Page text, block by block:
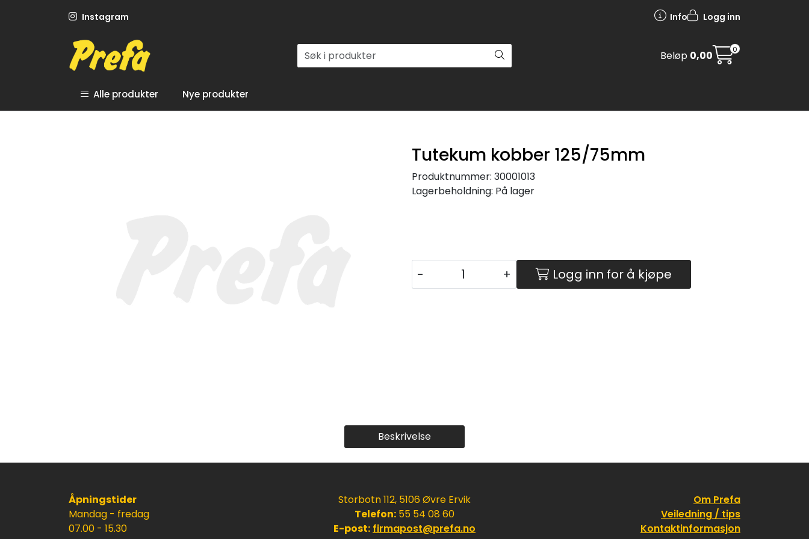
Instagram Info Logg inn
Beløp 0,00 0
Alle produkter Nye produkter
Tutekum kobber 125/75mm
Produktnummer: 30001013
Lagerbeholdning: På lager
- + Logg inn for å kjøpe
Beskrivelse
Åpningstider
Mandag - fredag
07.00 - 15.30
Storbotn 112, 5106 Øvre Ervik
Telefon: 55 54 08 60
E-post: firmapost@prefa.no
Om Prefa
Veiledning / tips
Kontaktinformasjon